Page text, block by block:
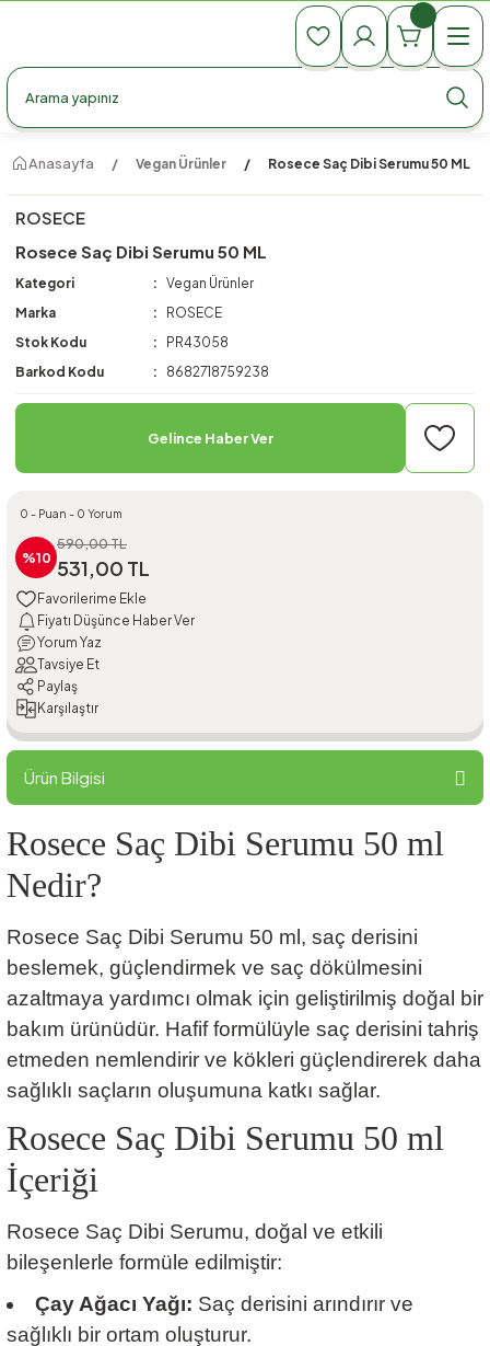
990 TL Üzeri Ücretsiz Kargo
990 TL Üzeri Ücretsiz Kargo
Anasayfa Vegan Ürünler Rosece Saç Dibi Serumu 50 ML
ROSECE
Rosece Saç Dibi Serumu 50 ML
Kategori
Vegan Ürünler
Marka
ROSECE
Stok Kodu
PR43058
Barkod Kodu
8682718759238
Gelince Haber Ver
0 - Puan - 0 Yorum
%10
590,00 TL
531,00 TL
Fiyatı Düşünce Haber Ver
Yorum Yaz
Tavsiye Et
Paylaş
Karşılaştır
Ürün Bilgisi
Rosece Saç Dibi Serumu 50 ml
Nedir?
Rosece Saç Dibi Serumu 50 ml, saç derisini
beslemek, güçlendirmek ve saç dökülmesini
azaltmaya yardımcı olmak için geliştirilmiş doğal bir
bakım ürünüdür. Hafif formülüyle saç derisini tahriş
etmeden nemlendirir ve kökleri güçlendirerek daha
sağlıklı saçların oluşumuna katkı sağlar.
Rosece Saç Dibi Serumu 50 ml
İçeriği
Rosece Saç Dibi Serumu, doğal ve etkili
bileşenlerle formüle edilmiştir:
Çay Ağacı Yağı: Saç derisini arındırır ve
sağlıklı bir ortam oluşturur.